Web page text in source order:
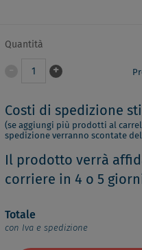
Quantità
1 +
Costi di spedizione
(se aggiungi più prodotti al
spedizione verranno scontate del
Il prodotto verrà
corriere in 4 o 5
Totale
con Iva e spedizione